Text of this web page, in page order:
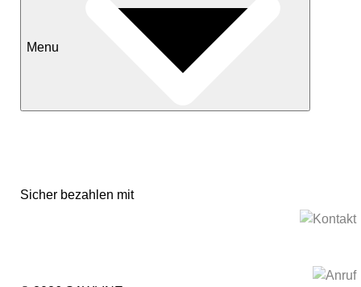
Menu
Sicher bezahlen mit